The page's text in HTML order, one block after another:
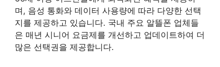
며, 음성 통화와 데이터 사용량에 따라 다양한 선택
지를 제공하고 있습니다. 국내 주요 알뜰폰 업체들
은 매년 시니어 요금제를 개선하고 업데이트하여 더
많은 선택권을 제공합니다.